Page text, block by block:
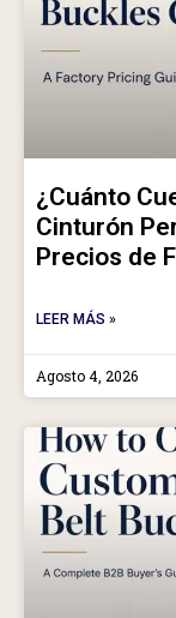
¿Cuánto
Cinturón
Precios de
LEER MÁS »
Agosto 4, 2026